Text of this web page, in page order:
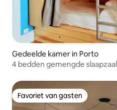
Gedeelde kamer in Porto
4 bedden gemengde
Favoriet van gasten
Favoriet van gasten